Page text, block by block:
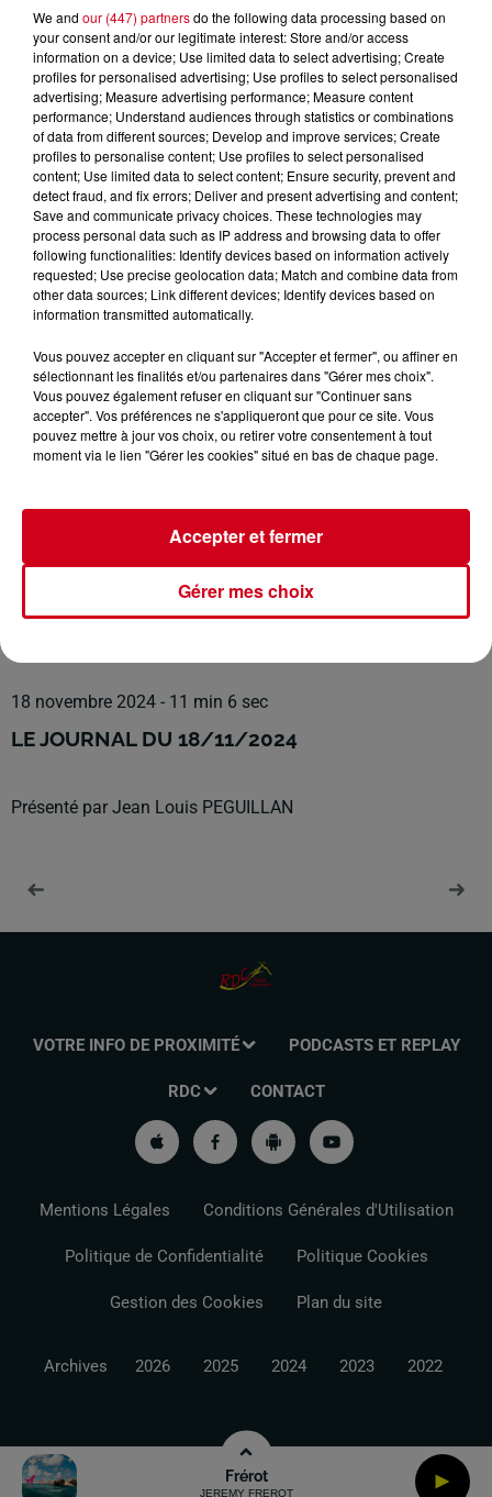
Frérot
JEREMY FREROT
RDC infos locales
RDC RADIO COUSERANS
18 novembre 2024 - 11 min 6 sec
LE JOURNAL DU 18/11/2024
Présenté par Jean Louis PEGUILLAN
VOTRE INFO DE PROXIMITÉ PODCASTS ET REPLAY
RDC CONTACT
Mentions Légales Conditions Générales d'Utilisation
Politique de Confidentialité Politique Cookies
Gestion des Cookies Plan du site
Archives 2026 2025 2024 2023 2022
We and our (447) partnersdo the following data processing based on
your consent and/or our legitimate interest: Store and/or access
information on a device; Use limited data to select advertising; Create
profiles for personalised advertising; Use profiles to select personalised
advertising; Measure advertising performance; Measure content
performance; Understand audiences through statistics or combinations
of data from different sources; Develop and improve services; Create
profiles to personalise content; Use profiles to select personalised
content; Use limited data to select content; Ensure security, prevent and
detect fraud, and fix errors; Deliver and present advertising and content;
Save and communicate privacy choices. These technologies may
process personal data such as IP address and browsing data to offer
following functionalities: Identify devices based on information actively
requested; Use precise geolocation data; Match and combine data from
other data sources; Link different devices; Identify devices based on
information transmitted automatically.
Vous pouvez accepter en cliquant sur "Accepter et fermer", ou affiner en
sélectionnant les finalités et/ou partenaires dans "Gérer mes choix".
Vous pouvez également refuser en cliquant sur "Continuer sans
accepter". Vos préférences ne s'appliqueront que pour ce site. Vous
pouvez mettre à jour vos choix, ou retirer votre consentement à tout
moment via le lien "Gérer les cookies" situé en bas de chaque page.
Gérer mes choix
Accepter et fermer